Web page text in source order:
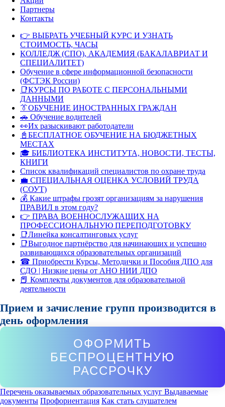
Партнеры
Контакты
👉 ВЫБРАТЬ УЧЕБНЫЙ КУРС И УЗНАТЬ
СТОИМОСТЬ, ЧАСЫ
КОЛЛЕДЖ (СПО), АКАДЕМИЯ (БАКАЛАВРИАТ И
СПЕЦИАЛИТЕТ)
Обучение в сфере информационной безопасности
(ФСТЭК России)
📑КУРСЫ ПО РАБОТЕ С ПЕРСОНАЛЬНЫМИ
ДАННЫМИ
👔ОБУЧЕНИЕ ИНОСТРАННЫХ ГРАЖДАН
🚗 Обучение водителей
👀Их разыскивают работодатели
📓БЕСПЛАТНОЕ ОБУЧЕНИЕ НА БЮДЖЕТНЫХ
МЕСТАХ
🎓 БИБЛИОТЕКА ИНСТИТУТА, НОВОСТИ, ТЕСТЫ,
КНИГИ
Список квалификаций специалистов по охране труда
💼 СПЕЦИАЛЬНАЯ ОЦЕНКА УСЛОВИЙ ТРУДА
(СОУТ)
💰 Какие штрафы грозят организациям за нарушения
ПРАВИЛ в этом году?
👉 ПРАВА ВОЕННОСЛУЖАЩИХ НА
ПРОФЕССИОНАЛЬНУЮ ПЕРЕПОДГОТОВКУ
📑Линейка консалтинговых услуг
📑Выгодное партнёрство для начинающих и успешно
развивающихся образовательных организаций
☎ Приобрести Курсы, Методички и Пособия ДПО для
СДО | Низкие цены от АНО НИИ ДПО
📕 Комплекты документов для образовательной
деятельности
Прием и зачисление групп производится в
день оформления
ОФОРМИТЬ
БЕСПРОЦЕНТНУЮ
РАССРОЧКУ
Перечень оказываемых образовательных услуг Выдаваемые
документы Профориентация Как стать слушателем